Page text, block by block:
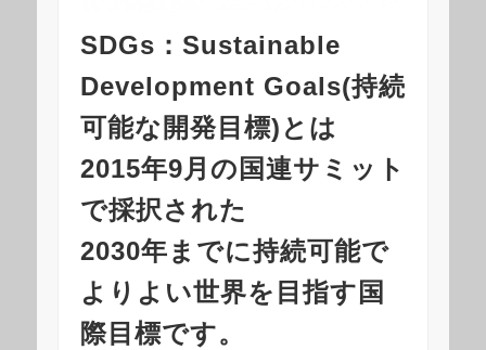
SDGs：Sustainable
Development Goals(持続
可能な開発目標)とは
2015年9月の国連サミット
で採択された
2030年までに持続可能で
よりよい世界を目指す国
際目標です。